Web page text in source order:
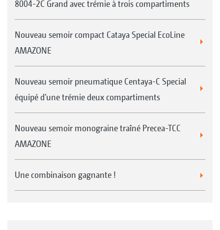
8004-2C Grand avec trémie à trois compartiments
Nouveau semoir compact Cataya Special EcoLine
AMAZONE
Nouveau semoir pneumatique Centaya-C Special
équipé d’une trémie deux compartiments
Nouveau semoir monograine traîné Precea-TCC
AMAZONE
Une combinaison gagnante !